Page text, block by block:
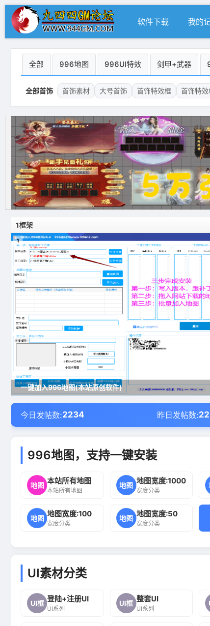
软件下载 我的
全部 996地图 996UI特效 剑甲+武器
全部首饰 首饰素材 大号首饰 首饰特效框 首饰特效
1框架
一键加入996地图(本站原创软件)
1
今日发帖数:2234 昨日发帖数:
996地图，支持一键安装
地图 本站所有地图
本站所有地图
地图 地图宽度:1000
宽度分类
地图 地图宽度:100
宽度分类
地图 地图宽度:50
宽度分类
UI素材分类
UI框 登陆+注册UI
UI系列
UI框 整套UI
UI系列